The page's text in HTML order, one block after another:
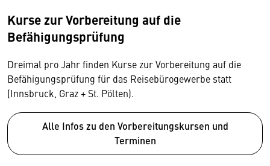
Kurse zur Vorbereitung auf die
Befähigungsprüfung
Dreimal pro Jahr finden Kurse zur Vorbereitung auf die
Befähigungsprüfung für das Reisebürogewerbe statt
(Innsbruck, Graz + St. Pölten).
Alle Infos zu den Vorbereitungskursen und
Terminen